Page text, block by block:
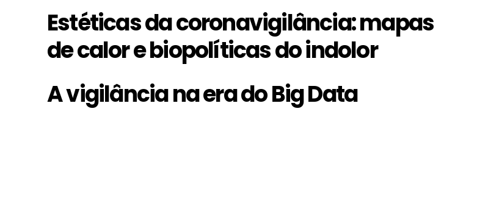
Estéticas da coronavigilância: mapas
de calor e biopolíticas do indolor
A vigilância na era do Big Data